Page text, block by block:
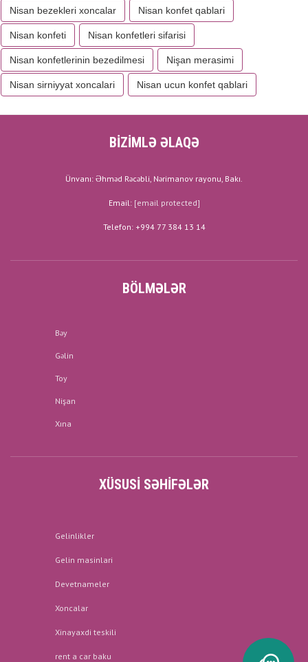
Nisan bezekleri xoncalar Nisan konfet qablari
Nisan konfeti Nisan konfetleri sifarisi
Nisan konfetlerinin bezedilmesi Nişan merasimi
Nisan sirniyyat xoncalari Nisan ucun konfet qablari
BİZİMLƏ ƏLAQƏ
Ünvanı: Əhməd Rəcəbli, Nərimanov rayonu, Bakı.
Email: [email protected]
Telefon: +994 77 384 13 14
BÖLMƏLƏR
Bəy
Gəlin
Toy
Nişan
Xına
XÜSUSI SƏHIFƏLƏR
Gelinlikler
Gelin masinlari
Devetnameler
Xoncalar
Xinayaxdi teskili
rent a car baku